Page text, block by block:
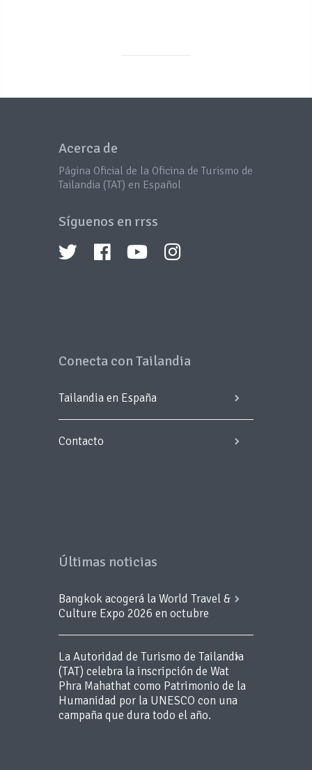
Acerca de
Página Oficial de la Oficina de Turismo de
Tailandia (TAT) en Español
Síguenos en rrss
Conecta con Tailandia
Tailandia en España
Contacto
Últimas noticias
Bangkok acogerá la World Travel &
Culture Expo 2026 en octubre
La Autoridad de Turismo de Tailandia
(TAT) celebra la inscripción de Wat
Phra Mahathat como Patrimonio de la
Humanidad por la UNESCO con una
campaña que dura todo el año.